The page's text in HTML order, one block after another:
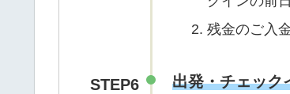
残金のご入
STEP6 出発・チェック